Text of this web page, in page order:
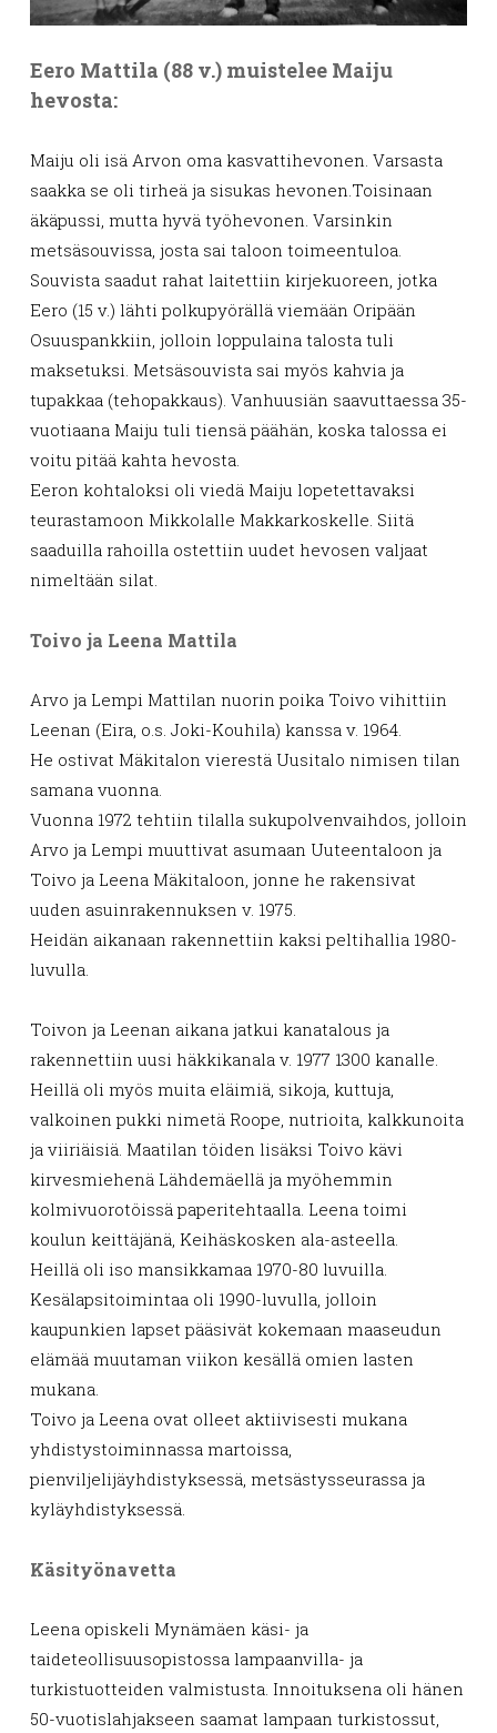
Eero Mattila (88 v.) muistelee Maiju
hevosta:
Maiju oli isä Arvon oma kasvattihevonen. Varsasta
saakka se oli tirheä ja sisukas hevonen.Toisinaan
äkäpussi, mutta hyvä työhevonen. Varsinkin
metsäsouvissa, josta sai taloon toimeentuloa.
Souvista saadut rahat laitettiin kirjekuoreen, jotka
Eero (15 v.) lähti polkupyörällä viemään Oripään
Osuuspankkiin, jolloin loppulaina talosta tuli
maksetuksi. Metsäsouvista sai myös kahvia ja
tupakkaa (tehopakkaus). Vanhuusiän saavuttaessa 35-
vuotiaana Maiju tuli tiensä päähän, koska talossa ei
voitu pitää kahta hevosta.
Eeron kohtaloksi oli viedä Maiju lopetettavaksi
teurastamoon Mikkolalle Makkarkoskelle. Siitä
saaduilla rahoilla ostettiin uudet hevosen valjaat
nimeltään silat.
Toivo ja Leena Mattila
Arvo ja Lempi Mattilan nuorin poika Toivo vihittiin
Leenan (Eira, o.s. Joki-Kouhila) kanssa v. 1964.
He ostivat Mäkitalon vierestä Uusitalo nimisen tilan
samana vuonna.
Vuonna 1972 tehtiin tilalla sukupolvenvaihdos, jolloin
Arvo ja Lempi muuttivat asumaan Uuteentaloon ja
Toivo ja Leena Mäkitaloon, jonne he rakensivat
uuden asuinrakennuksen v. 1975.
Heidän aikanaan rakennettiin kaksi peltihallia 1980-
luvulla.
Toivon ja Leenan aikana jatkui kanatalous ja
rakennettiin uusi häkkikanala v. 1977 1300 kanalle.
Heillä oli myös muita eläimiä, sikoja, kuttuja,
valkoinen pukki nimetä Roope, nutrioita, kalkkunoita
ja viiriäisiä. Maatilan töiden lisäksi Toivo kävi
kirvesmiehenä Lähdemäellä ja myöhemmin
kolmivuorotöissä paperitehtaalla. Leena toimi
koulun keittäjänä, Keihäskosken ala-asteella.
Heillä oli iso mansikkamaa 1970-80 luvuilla.
Kesälapsitoimintaa oli 1990-luvulla, jolloin
kaupunkien lapset pääsivät kokemaan maaseudun
elämää muutaman viikon kesällä omien lasten
mukana.
Toivo ja Leena ovat olleet aktiivisesti mukana
yhdistystoiminnassa martoissa,
pienviljelijäyhdistyksessä, metsästysseurassa ja
kyläyhdistyksessä.
Käsityönavetta
Leena opiskeli Mynämäen käsi- ja
taideteollisuusopistossa lampaanvilla- ja
turkistuotteiden valmistusta. Innoituksena oli hänen
50-vuotislahjakseen saamat lampaan turkistossut,